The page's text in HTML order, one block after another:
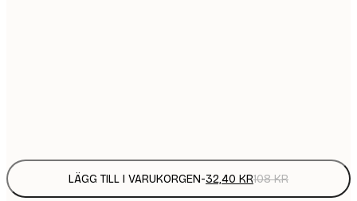
LÄGG TILL I VARUKORGEN-32,40 KR108 KR